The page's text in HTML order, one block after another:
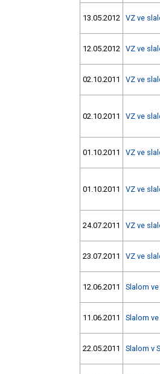
13.05.2012 VZ ve
12.05.2012 VZ ve
02.10.2011 VZ ve
02.10.2011 VZ ve
01.10.2011 VZ ve
01.10.2011 VZ ve
24.07.2011 VZ ve
23.07.2011 VZ ve
12.06.2011 Slalom
11.06.2011 Slalom
22.05.2011 Slalom v